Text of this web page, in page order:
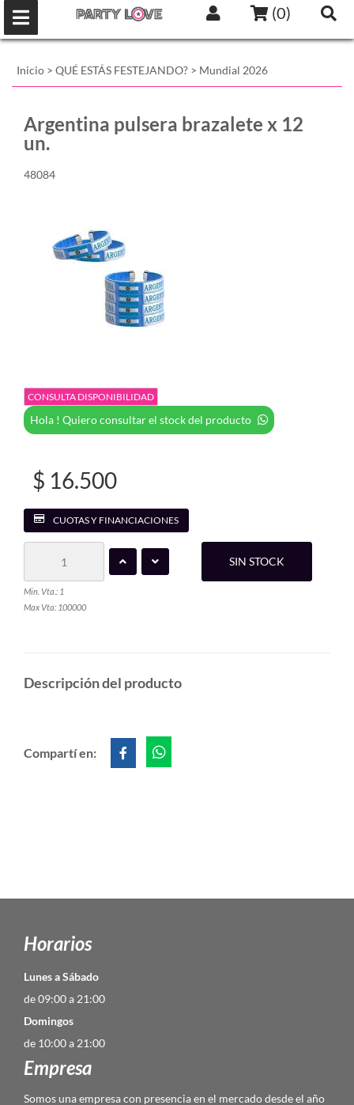
(0)
Inicio > QUÉ ESTÁS FESTEJANDO? > Mundial 2026
Argentina pulsera brazalete x 12
un.
48084
CONSULTA DISPONIBILIDAD
Hola ! Quiero consultar el stock del producto
$ 16.500
CUOTAS Y FINANCIACIONES
Min. Vta.: 1
Max Vta: 100000
SIN STOCK
Descripción del producto
Compartí en:
Horarios
Lunes a Sábado
de 09:00 a 21:00
Domingos
de 10:00 a 21:00
Empresa
Somos una empresa con presencia en el mercado desde el año